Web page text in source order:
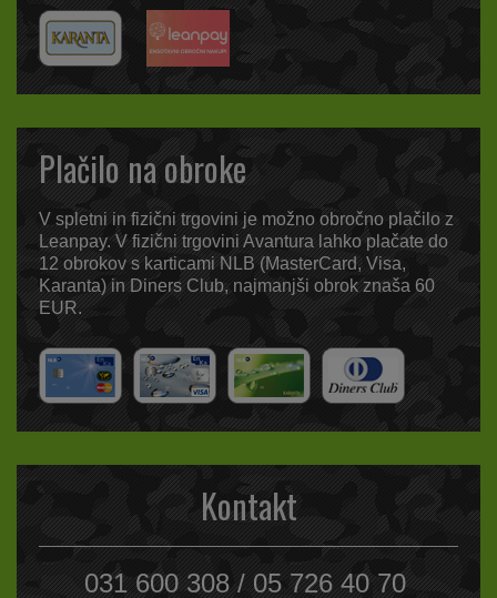
Plačilo na obroke
V spletni in fizični trgovini je možno obročno plačilo z
Leanpay. V fizični trgovini Avantura lahko plačate do
12 obrokov s karticami NLB (MasterCard, Visa,
Karanta) in Diners Club, najmanjši obrok znaša 60
EUR.
Kontakt
031 600 308 / 05 726 40 70